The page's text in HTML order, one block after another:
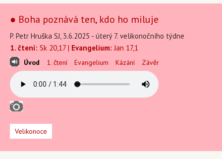
● Boha poznává ten, kdo ho miluje
P. Petr Hruška SJ, 3.6.2025 - úterý 7. velikonočního týdne
1. čtení: Sk 20,17 | Evangelium: Jan 17,1
Úvod 1. čtení Evangelium Kázání Závěr
Velikonoce